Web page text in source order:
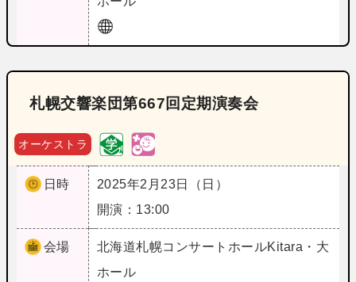
札幌交響楽団第667回定期演奏会
オーケストラ
日時
2025年2月23日（日）
開演：13:00
会場 北海道札幌コンサートホールKitara・大
ホール